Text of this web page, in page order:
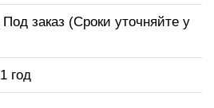
Под заказ (Сроки уточняйте у
1 год